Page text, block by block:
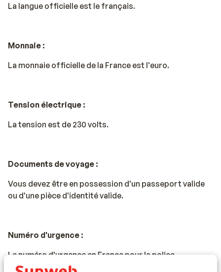
La langue officielle est le français.
Monnaie :
La monnaie officielle de la France est l'euro.
Tension électrique :
La tension est de 230 volts.
Documents de voyage :
Vous devez être en possession d'un passeport valide
ou d'une pièce d'identité valide.
Numéro d'urgence :
Le numéro d'urgence en France pour la police,
l'ambulance et les pompiers est le 112.